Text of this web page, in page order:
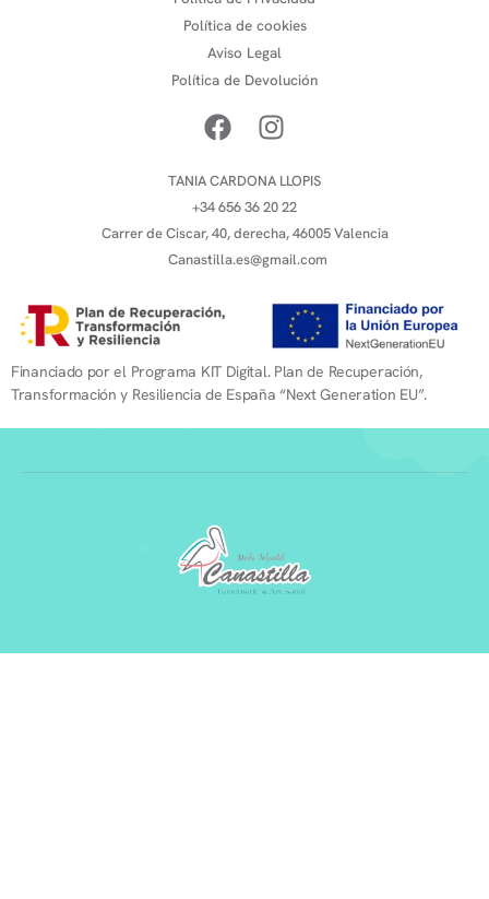
Política de cookies
Aviso Legal
Política de Devolución
TANIA CARDONA LLOPIS
+34 656 36 20 22
Carrer de Ciscar, 40, derecha, 46005 Valencia
Canastilla.es@gmail.com
Financiado por el Programa KIT Digital. Plan de Recuperación,
Transformación y Resiliencia de España “Next Generation EU”.